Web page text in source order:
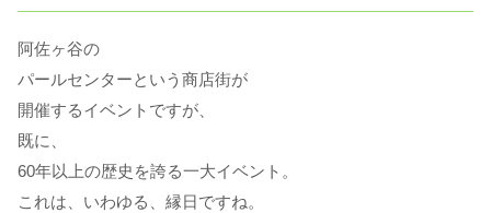
阿佐ヶ谷の
パールセンターという商店街が
開催するイベントですが、
既に、
60年以上の歴史を誇る一大イベント。
これは、いわゆる、縁日ですね。